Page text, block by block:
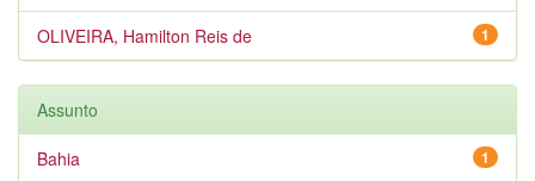
1
OLIVEIRA, Hamilton Reis de
Assunto
1
Bahia